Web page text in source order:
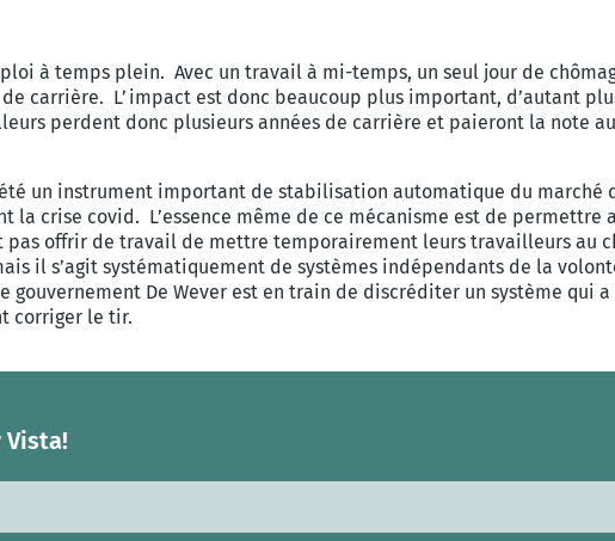
à temps plein. Avec un travail à mi-temps, un seul jour de
carrière. L’impact est donc beaucoup plus important, d’autant
perdent donc plusieurs années de carrière et paieront la note
un instrument important de stabilisation automatique du marché
crise covid. L’essence même de ce mécanisme est de permettre
pas offrir de travail de mettre temporairement leurs travailleurs au
il s’agit systématiquement de systèmes indépendants de la
De Wever est en train de discréditer un système qui a
corriger le tir.